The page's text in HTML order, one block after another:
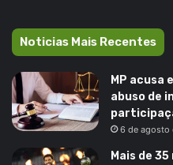
Noticias Mais Recentes
MP acusa
abuso de
6 de agosto
Mais de